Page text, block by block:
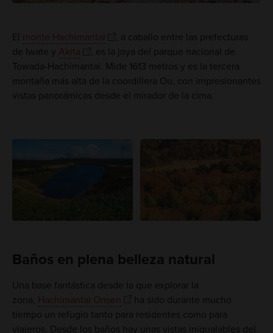
El monte Hachimantai
, a caballo entre las prefecturas
de Iwate y Akita
, es la joya del parque nacional de
Towada-Hachimantai. Mide 1613 metros y es la tercera
montaña más alta de la coordillera Ou, con impresionantes
vistas panorámicas desde el mirador de la cima.
Baños en plena belleza natural
Una base fantástica desde la que explorar la
zona, Hachimantai Onsen
ha sido durante mucho
tiempo un refugio tanto para residentes como para
viajeros. Desde los baños hay unas vistas inigualables del